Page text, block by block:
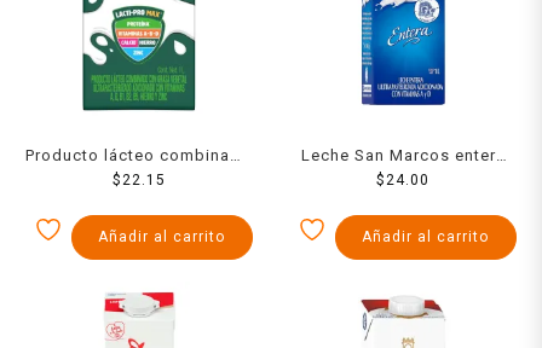
Producto lácteo combinado
Nutri entera 1 l
$ 22.15
Añadir al carrito
Leche San Marcos entera
ultrapasteurizada 1 l
$ 24.00
Añadir al carrito